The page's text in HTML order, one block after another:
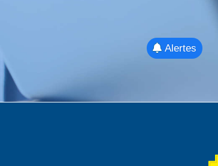
Alertes